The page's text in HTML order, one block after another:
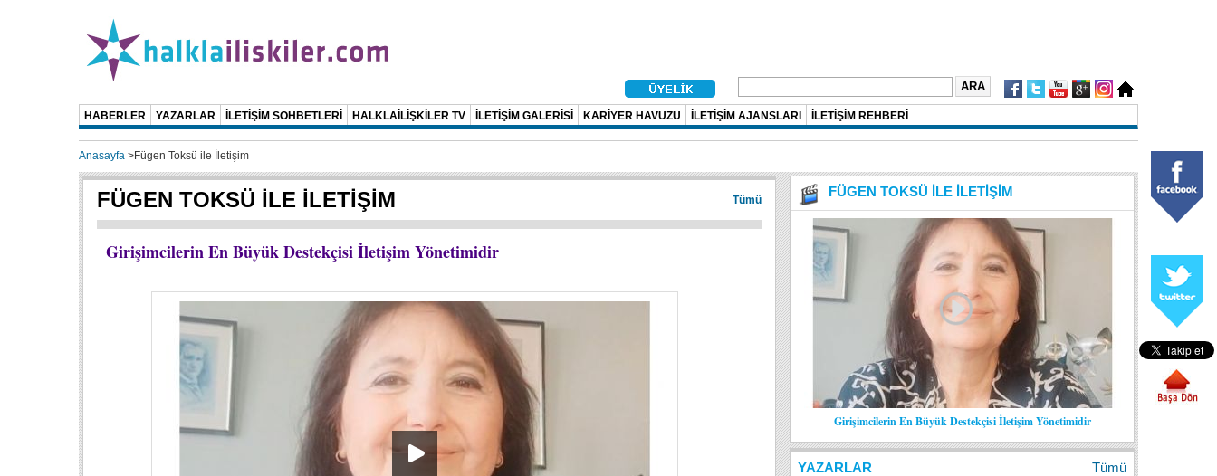
HABERLER YAZARLAR İLETİŞİM SOHBETLERİ HALKLAİLİŞKİLER TV İLETİŞİM GALERİSİ KARİYER HAVUZU İLETİŞİM AJANSLARI İLETİŞİM REHBERİ
Anasayfa >Fügen Toksü ile İletişim
Tümü
FÜGEN TOKSÜ İLE İLETİŞİM
Girişimcilerin En Büyük Destekçisi İletişim Yönetimidir
FÜGEN TOKSÜ İLE İLETİŞİM
Girişimcilerin En Büyük Destekçisi İletişim Yönetimidir
YAZARLAR Tümü